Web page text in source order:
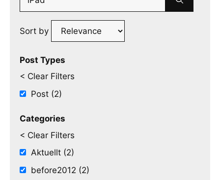
Sort by
Post Types
< Clear Filters
Post (2)
Categories
< Clear Filters
Aktuellt (2)
before2012 (2)